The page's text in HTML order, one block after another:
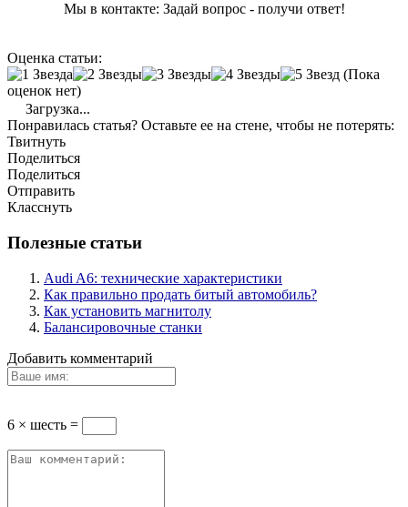
Мы в контакте: Задай вопрос - получи ответ!
Оценка статьи:
(Пока
оценок нет)
Загрузка...
Понравилась статья? Оставьте ее на стене, чтобы не потерять:
Твитнуть
Поделиться
Поделиться
Отправить
Класснуть
Полезные статьи
Audi A6: технические характеристики
Как правильно продать битый автомобиль?
Как установить магнитолу
Балансировочные станки
Добавить комментарий
6 × шесть =